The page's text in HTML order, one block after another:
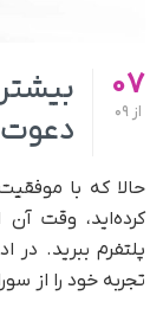
07
از
دعوت
کرده‌اید، وقت آن
پلتفرم ببرید. در
تجربه‌ خود را از سورا 2 به سطح بالاتری